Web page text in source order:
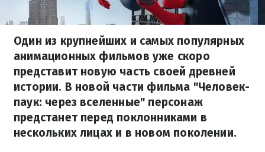
Один из крупнейших и самых популярных
анимационных фильмов уже скоро
представит новую часть своей древней
истории. В новой части фильма "Человек-
паук: через вселенные" персонаж
предстанет перед поклонниками в
нескольких лицах и в новом поколении.